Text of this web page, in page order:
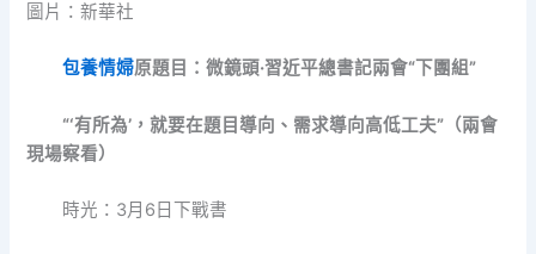
圖片：新華社
包養情婦原題目：微鏡頭·習近平總書記兩會“下團組”
“‘有所為’，就要在題目導向、需求導向高低工夫”（兩會
現場察看）
時光：3月6日下戰書